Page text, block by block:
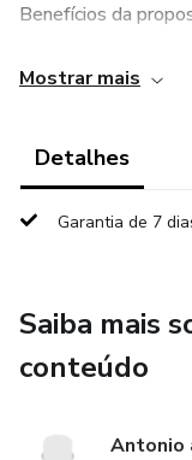
Benefícios da
Reconhecimento de
Associar Sons e
Coordenação
Autoestima e
Memorização
Mostrar mais
Detalhes
Garantia de 7
Saiba mais
conteúdo
Antonio